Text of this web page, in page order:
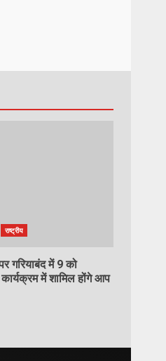
राष्ट्रीय
गरियाबंद में 9 को
में शामिल होंगे आप